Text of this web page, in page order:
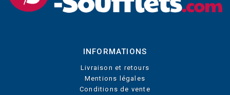
INFORMATIONS
Livraison et retours
Mentions légales
Conditions de vente